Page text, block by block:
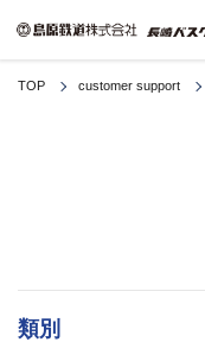
TOP customer support
類別